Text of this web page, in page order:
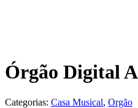
Órgão Digital
Categorias: Casa Musical, Orgão